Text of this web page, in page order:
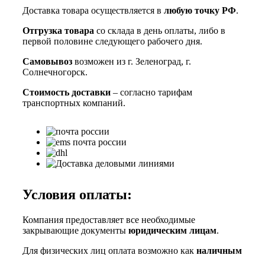
Доставка товара осуществляется в любую точку РФ.
Отгрузка товара со склада в день оплаты, либо в
первой половине следующего рабочего дня.
Самовывоз возможен из г. Зеленоград, г.
Солнечногорск.
Стоимость доставки – согласно тарифам
транспортных компаний.
Условия оплаты:
Компания предоставляет все необходимые
закрывающие документы юридическим лицам.
Для физических лиц оплата возможно как наличным